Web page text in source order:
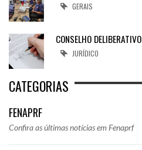
GERAIS
CONSELHO DELIBERATIVO
JURÍDICO
CATEGORIAS
FENAPRF
Confira as últimas notícias em Fenaprf